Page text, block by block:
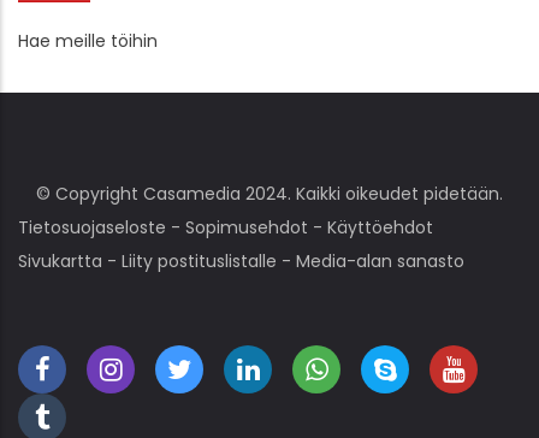
Hae meille töihin
© Copyright Casamedia 2024. Kaikki oikeudet pidetään.
Tietosuojaseloste - Sopimusehdot - Käyttöehdot
Sivukartta - Liity postituslistalle - Media-alan sanasto